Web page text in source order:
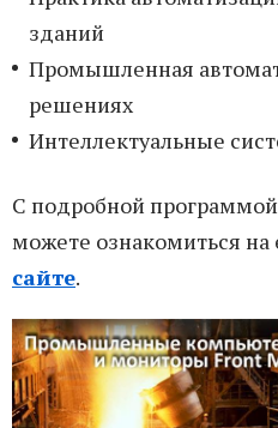
зданий
Промышленная
решениях
Интеллектуальные
С подробной
можете ознакомиться на
сайте.